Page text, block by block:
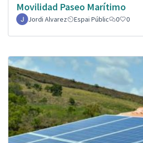
Movilidad Paseo Marítimo
Jordi Alvarez
Espai Públic 0 0